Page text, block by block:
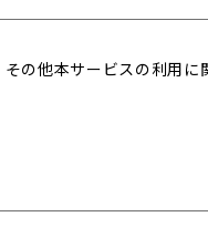
の他本サービスの利用